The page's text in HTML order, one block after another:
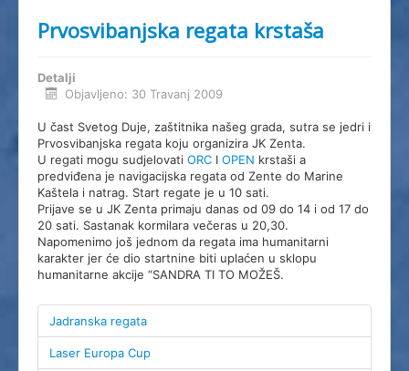
Prvosvibanjska regata krstaša
Detalji
Objavljeno: 30 Travanj 2009
U čast Svetog Duje, zaštitnika našeg grada, sutra se jedri i
Prvosvibanjska regata koju organizira JK Zenta.
U regati mogu sudjelovati ORC I OPEN krstaši a
predviđena je navigacijska regata od Zente do Marine
Kaštela i natrag. Start regate je u 10 sati.
Prijave se u JK Zenta primaju danas od 09 do 14 i od 17 do
20 sati. Sastanak kormilara večeras u 20,30.
Napomenimo još jednom da regata ima humanitarni
karakter jer će dio startnine biti uplaćen u sklopu
humanitarne akcije “SANDRA TI TO MOŽEŠ.
Jadranska regata
Laser Europa Cup